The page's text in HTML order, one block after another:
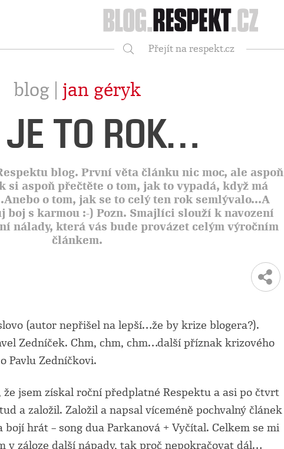
Respekt
Přejít na respekt.cz
blog | jan géryk
TO ROK…
blog. První věta článku nic moc, ale aspoň
si aspoň přečtěte o tom, jak to vypadá, když má
o tom, jak se to celý ten rok semlývalo...A
s karmou :-) Pozn. Smajlíci slouží k navození
nálady, která vás bude provázet celým výročním
článkem.
(autor nepřišel na lepší…že by krize blogera?).
Zedníček. Chm, chm, chm…další příznak krizového
Pavlu Zedníčkovi.
že jsem získal roční předplatné Respektu a asi po čtvrt
a založil. Založil a napsal víceméně pochvalný článek
hrát – song dua Parkanová + Vyčítal. Celkem se mi
v záloze další nápady, tak proč nepokračovat dál…